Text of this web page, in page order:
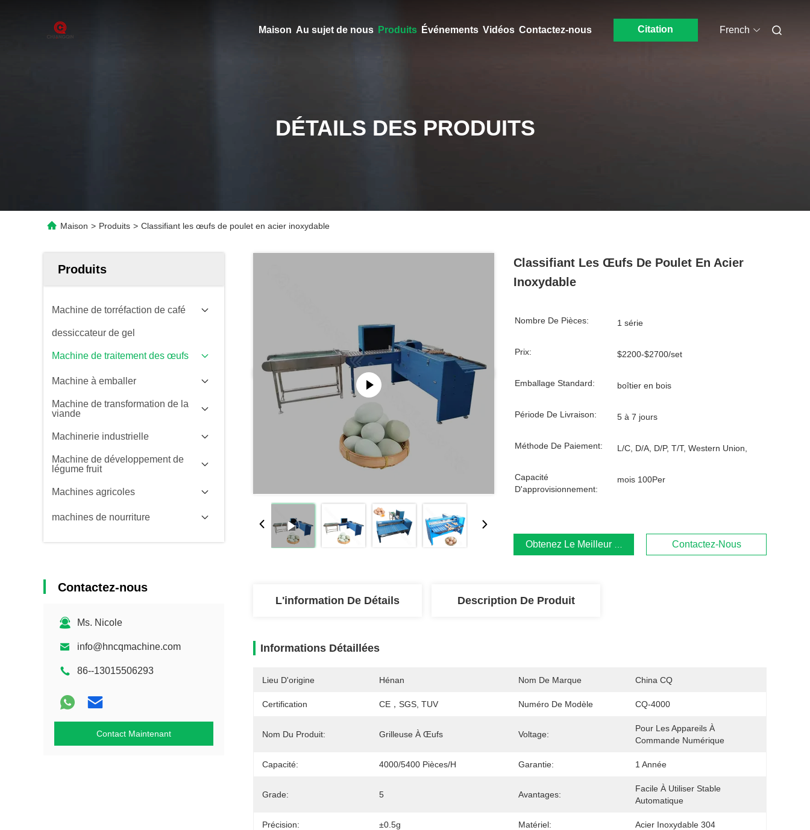
Maison Au sujet de nous Produits Événements Vidéos Contactez-nous Citation French
DÉTAILS DES PRODUITS
Maison > Produits > Classifiant les œufs de poulet en acier inoxydable
Produits
Machine de torréfaction de café
dessiccateur de gel
Machine de traitement des œufs
Machine à emballer
Machine de transformation de la
viande
Machinerie industrielle
Machine de développement de
légume fruit
Machines agricoles
machines de nourriture
Contactez-nous
Ms. Nicole
info@hncqmachine.com
86--13015506293
Contact Maintenant
Classifiant Les Œufs De Poulet En Acier
Inoxydable
Nombre De Pièces: 1 série
Prix: $2200-$2700/set
Emballage Standard: boîtier en bois
Période De Livraison: 5 à 7 jours
Méthode De Paiement: L/C, D/A, D/P, T/T, Western Union,
Capacité
D'approvisionnement:
mois 100Per
Obtenez Le Meilleur Prix Contactez-Nous
L'information De Détails Description De Produit
Informations Détaillées
Lieu D'origine Hénan Nom De Marque China CQ
Certification CE，SGS, TUV Numéro De Modèle CQ-4000
Nom Du Produit: Grilleuse À Œufs Voltage:
Pour Les Appareils À
Commande Numérique
Capacité: 4000/5400 Pièces/h Garantie: 1 Année
Grade: 5 Avantages:
Facile À Utiliser Stable
Automatique
Précision: ±0.5g Matériel: Acier Inoxydable 304